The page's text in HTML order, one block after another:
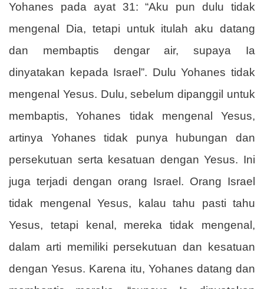
Yohanes pada ayat 31: “Aku pun dulu tidak
mengenal Dia, tetapi untuk itulah aku datang
dan membaptis dengar air, supaya Ia
dinyatakan kepada Israel”. Dulu Yohanes tidak
mengenal Yesus. Dulu, sebelum dipanggil untuk
membaptis, Yohanes tidak mengenal Yesus,
artinya Yohanes tidak punya hubungan dan
persekutuan serta kesatuan dengan Yesus. Ini
juga terjadi dengan orang Israel. Orang Israel
tidak mengenal Yesus, kalau tahu pasti tahu
Yesus, tetapi kenal, mereka tidak mengenal,
dalam arti memiliki persekutuan dan kesatuan
dengan Yesus. Karena itu, Yohanes datang dan